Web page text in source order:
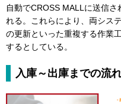
自動でCROSS MALLに送信
れる。これらにより、両シス
の更新といった重複する作業
するとしている。
入庫～出庫までの流